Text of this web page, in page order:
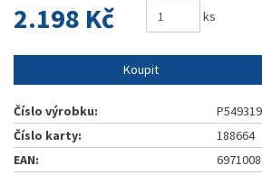
2.198 Kč ks
Koupit
Číslo výrobku:
P549319
Číslo karty:
188664
EAN: